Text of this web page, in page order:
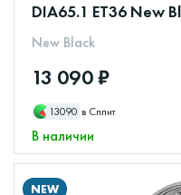
DIA65.1 ET36 New
New Black
13 090 ₽
13090 в Сплит
В наличии
NEW